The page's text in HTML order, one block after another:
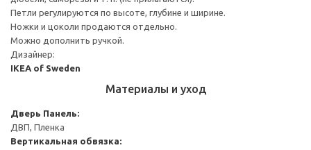
Петли регулируются по высоте, глубине и ширине.
Ножки и цоколи продаются отдельно.
Можно дополнить ручкой.
Дизайнер:
IKEA of Sweden
Материалы и уход
Дверь Панель:
ДВП, Пленка
Вертикальная обвязка: